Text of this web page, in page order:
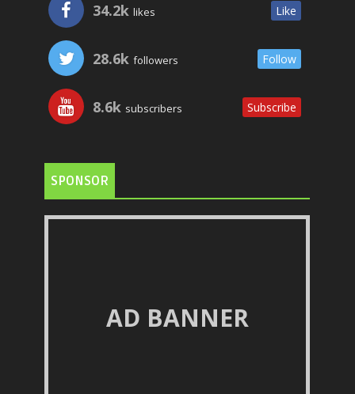
34.2k likes Like
28.6k followers Follow
8.6k subscribers Subscribe
SPONSOR
AD BANNER